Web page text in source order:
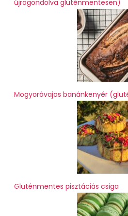
újragondolva gluténmentesen)
Mogyoróvajas banánkenyér
Gluténmentes pisztáciás csiga